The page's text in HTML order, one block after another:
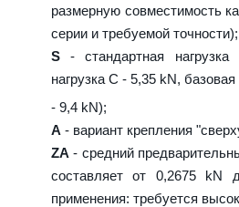
размерную совместимость
серии и требуемой точности);
S - стандартная нагрузка
нагрузка C - 5,35 kN,
- 9,4 kN);
A - вариант крепления
ZA - средний
составляет от 0,2675 kN
применения: требуется